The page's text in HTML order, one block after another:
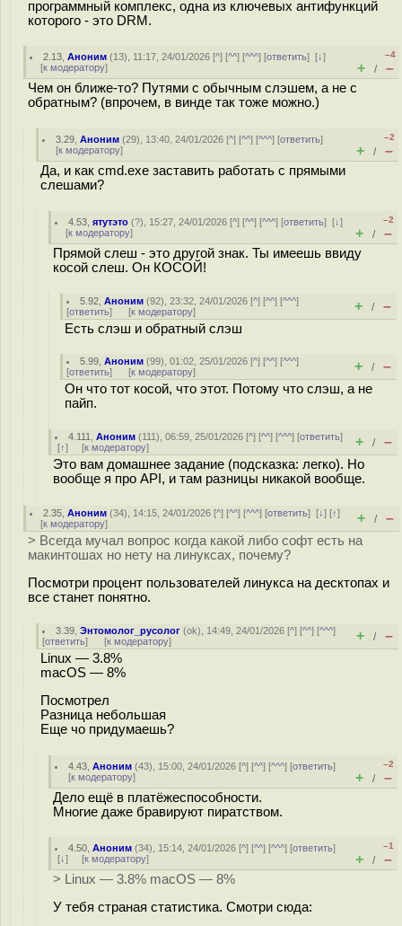
программный комплекс, одна из ключевых антифункций
которого - это DRM.
2.13 ,Аноним (13), 11:17, 24/01/2026 [^] [^^] [^^^] [ответить][↓]
[к модератору]
–4
+ / –
Чем он ближе-то? Путями с обычным слэшем, а не с
обратным? (впрочем, в винде так тоже можно.)
3.29 ,Аноним (29), 13:40, 24/01/2026 [^] [^^] [^^^] [ответить]
[к модератору]
–2
+ / –
Да, и как cmd.exe заставить работать с прямыми
слешами?
4.53 ,ятутэто (?), 15:27, 24/01/2026 [^] [^^] [^^^] [ответить][↓]
[к модератору]
–2
+ / –
Прямой слеш - это другой знак. Ты имеешь ввиду
косой слеш. Он КОСОЙ!
5.92 ,Аноним (92), 23:32, 24/01/2026 [^] [^^] [^^^]
[ответить] [к модератору] + / –
Есть слэш и обратный слэш
5.99 ,Аноним (99), 01:02, 25/01/2026 [^] [^^] [^^^]
[ответить] [к модератору] + / –
Он что тот косой, что этот. Потому что слэш, а не
пайп.
4.111 ,Аноним (111), 06:59, 25/01/2026 [^] [^^] [^^^] [ответить]
[↑] [к модератору] + / –
Это вам домашнее задание (подсказка: легко). Но
вообще я про API, и там разницы никакой вообще.
2.35 ,Аноним (34), 14:15, 24/01/2026 [^] [^^] [^^^] [ответить][↓] [↑]
[к модератору] + / –
> Всегда мучал вопрос когда какой либо софт есть на
макинтошах но нету на линуксах, почему?
Посмотри процент пользователей линукса на десктопах и
все станет понятно.
3.39 ,Энтомолог_русолог (ok), 14:49, 24/01/2026 [^] [^^] [^^^]
[ответить] [к модератору] + / –
Linux — 3.8%
macOS — 8%
Посмотрел
Разница небольшая
Еще чо придумаешь?
4.43 ,Аноним (43), 15:00, 24/01/2026 [^] [^^] [^^^] [ответить]
[к модератору]
–2
+ / –
Дело ещё в платёжеспособности.
Многие даже бравируют пиратством.
4.50 ,Аноним (34), 15:14, 24/01/2026 [^] [^^] [^^^] [ответить]
[↓] [к модератору]
–1
+ / –
> Linux — 3.8% macOS — 8%
У тебя страная статистика. Смотри сюда: